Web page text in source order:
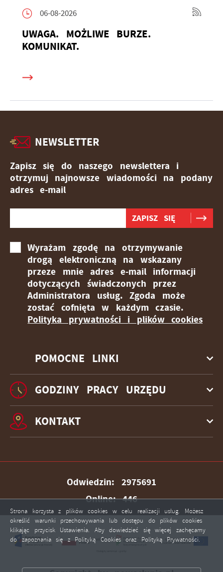
06-08-2026
UWAGA. MOŻLIWE BURZE.
KOMUNIKAT.
POMOCNE LINKI
NEWSLETTER
Zapisz się do naszego newslettera i
otrzymuj najnowsze wiadomości na podany
adres e-mail
Wyrażam zgodę na otrzymywanie
drogą elektroniczną na wskazany
przeze mnie adres e-mail informacji
dotyczących świadczonych przez
Administratora usług. Zgoda może
zostać cofnięta w każdym czasie.
Polityka prywatności i plików cookies
GODZINY PRACY URZĘDU
KONTAKT
Odwiedzin: 2975691
Online: 446
Strona korzysta z plików cookies w celu realizacji usług. Możesz
określić warunki przechowywania lub dostępu do plików cookies
klikając przycisk Ustawienia. Aby dowiedzieć się więcej zachęcamy
do zapoznania się z Polityką Cookies oraz Polityką Prywatności.